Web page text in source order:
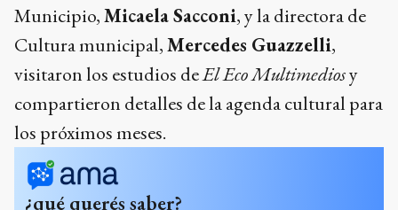
Municipio,Micaela Sacconi, y la directora de
Cultura municipal,Mercedes Guazzelli,
visitaron los estudios deEl Eco Multimediosy
compartieron detalles de la agenda cultural para
los próximos meses.
¿qué querés saber?